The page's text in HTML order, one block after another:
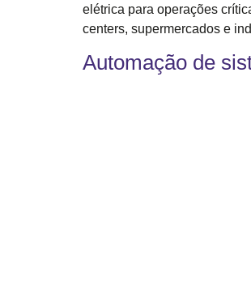
elétrica para operações
centers, supermercados e
Automação de